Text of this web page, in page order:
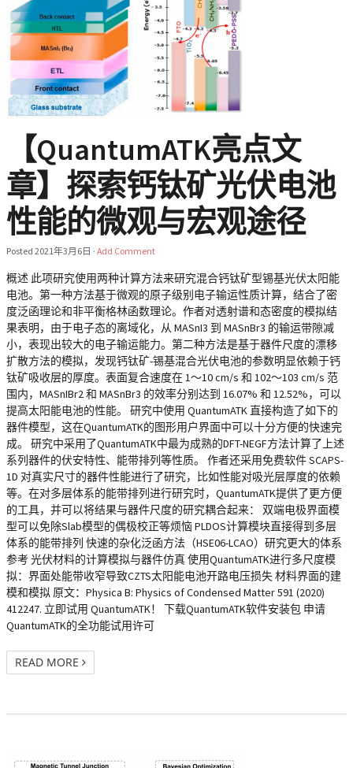
【QuantumATK亮点文
章】探索钙钛矿光伏电池
性能的微观与宏观途径
Posted 2021年3月6日 · Add Comment
概述 此项研究使用两种计算方法来研究混合钙钛矿型锡基光伏太阳能
电池。第一种方法基于微观的原子级别电子输运性质计算，结合了密
度泛函理论和非平衡格林函数理论。作者对透射谱和态密度的模拟结
果表明，由于电子态的离域化，从 MASnI3 到 MASnBr3 的输运带隙减
小，表现出较大的电子输运能力。第二种方法是基于器件尺度的漂移
扩散方法的模拟，发现钙钛矿-锡基混合光伏电池的参数明显依赖于钙
钛矿吸收层的厚度。表面复合速度在 1～10 cm/s 和 102～103 cm/s 范
围内，MASnIBr2 和 MASnBr3 的效率分别达到 16.07% 和 12.52%，可以
提高太阳能电池的性能。 研究中使用 QuantumATK 直接构造了如下的
器件模型，这在QuantumATK的图形用户界面中可以十分方便的快速完
成。 研究中采用了QuantumATK中最为成熟的DFT-NEGF方法计算了上述
系列器件的伏安特性、能带排列等性质。 作者还采用免费软件 SCAPS-
1D 对真实尺寸的器件性能进行了研究，比如性能对吸光层厚度的依赖
等。在对多层体系的能带排列进行研究时，QuantumATK提供了更方便
的工具，并可以将结果与器件尺度的研究耦合起来： 双端电极界面模
型可以免除Slab模型的偶极校正等烦恼 PLDOS计算模块直接得到多层
体系的能带排列 快速的杂化泛函方法（HSE06-LCAO）研究更大的体系
参考 光伏材料的计算模拟与器件仿真 使用QuantumATK进行多尺度模
拟：界面处能带收窄导致CZTS太阳能电池开路电压损失 材料界面的建
模和模拟 原文：Physica B: Physics of Condensed Matter 591 (2020)
412247. 立即试用 QuantumATK！ 下载QuantumATK软件安装包 申请
QuantumATK的全功能试用许可
READ MORE